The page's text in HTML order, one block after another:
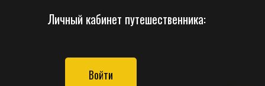
Личный кабинет путешественника:
Войти